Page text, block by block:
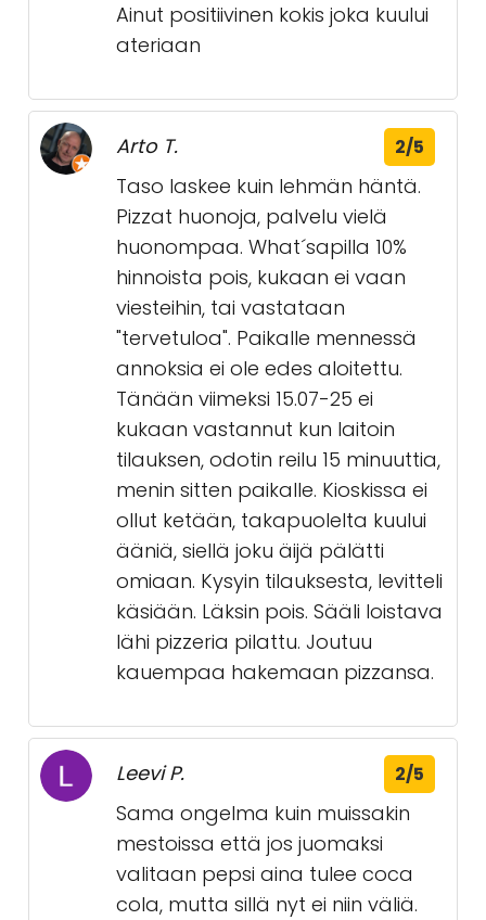
Ainut positiivinen kokis joka kuului
ateriaan
Arto T. 2/5
Taso laskee kuin lehmän häntä.
Pizzat huonoja, palvelu vielä
huonompaa. What´sapilla 10%
hinnoista pois, kukaan ei vaan
viesteihin, tai vastataan
"tervetuloa". Paikalle mennessä
annoksia ei ole edes aloitettu.
Tänään viimeksi 15.07-25 ei
kukaan vastannut kun laitoin
tilauksen, odotin reilu 15 minuuttia,
menin sitten paikalle. Kioskissa ei
ollut ketään, takapuolelta kuului
ääniä, siellä joku äijä pälätti
omiaan. Kysyin tilauksesta, levitteli
käsiään. Läksin pois. Sääli loistava
lähi pizzeria pilattu. Joutuu
kauempaa hakemaan pizzansa.
Leevi P. 2/5
Sama ongelma kuin muissakin
mestoissa että jos juomaksi
valitaan pepsi aina tulee coca
cola, mutta sillä nyt ei niin väliä.